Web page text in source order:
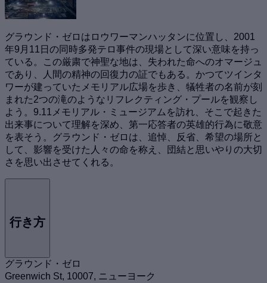
グラウンド・ゼロはロウワーマンハッタンに位置し、2001
年9月11日の同時多発テロ事件の現場として深い意味を持っ
ている。この厳粛で神聖な地は、失われた命へのオマージュ
であり、人間の精神の回復力の証でもある。かつてツインタ
ワーが建っていたメモリアル広場を歩き、犠牲者の名前が刻
まれた2つの滝のようなリフレクティング・プールを観察し
よう。9.11メモリアル・ミュージアムを訪れ、そこで起きた
出来事について理解を深め、第一応答者の英雄的行為に敬意
を表そう。グラウンド・ゼロは、追悼、反省、希望の場所と
して、影響を受けた人々の命を称え、団結と思いやりの大切
さを思い出させてくれる。
行き方
グラウンド・ゼロ
Greenwich St, 10007, ニューヨーク